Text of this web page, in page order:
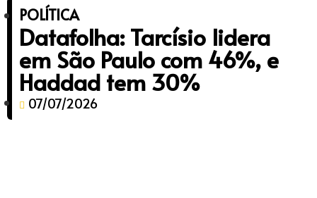
POLÍTICA
Datafolha: Tarcísio lidera
em São Paulo com 46%, e
Haddad tem 30%
07/07/2026